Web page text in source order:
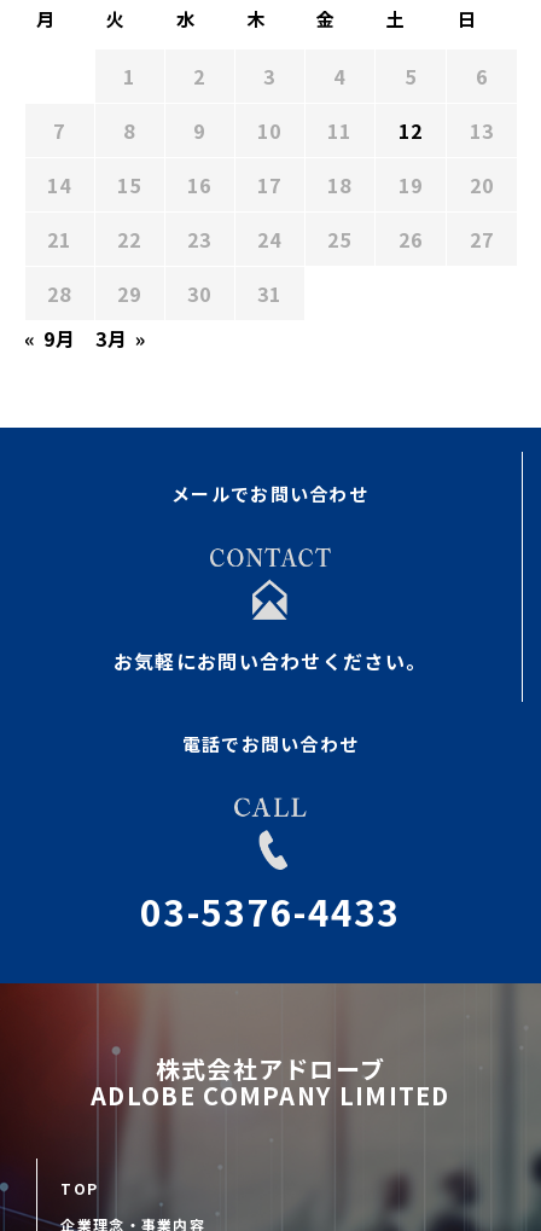
月 火 水 木 金 土 日
1 2 3 4 5
6
7
8 9 10 11 12
13
14
15 16 17 18 19
20
21
22 23 24 25 26
27
28
29 30
31
« 9月
3月 »
メールでお問い合わせ
お気軽にお問い合わせください。
電話でお問い合わせ
03-5376-4433
株式会社アドローブ
ADLOBE COMPANY LIMITED
TOP
企業理念・事業内容